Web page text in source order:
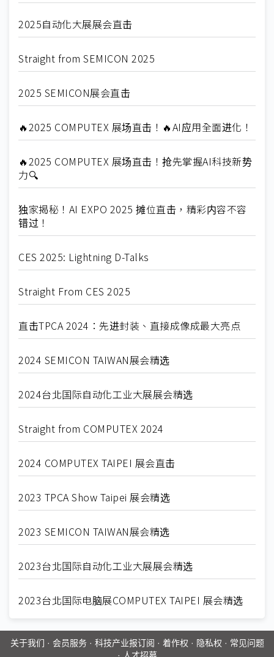
2025自动化大展展会直击
Straight from SEMICON 2025
2025 SEMICON展会直击
🔥2025 COMPUTEX 展场直击！🔥AI应用全面进化！
🔥2025 COMPUTEX 展场直击！抢先掌握AI科技新势
力🔍
独家揭秘！AI EXPO 2025 摊位直击，精彩内容不容
错过！
CES 2025: Lightning D-Talks
Straight From CES 2025
直击TPCA 2024：先进封装、直接成像成最大亮点
2024 SEMICON TAIWAN展会精选
2024台北国际自动化工业大展展会精选
Straight from COMPUTEX 2024
2024 COMPUTEX TAIPEI 展会直击
2023 TPCA Show Taipei 展会精选
2023 SEMICON TAIWAN展会精选
2023台北国际自动化工业大展展会精选
2023台北国际电脑展COMPUTEX TAIPEI 展会精选
关于我们 · 会员服务· 科技产业报订阅 · 着作权 · 隐私权 · 常见问题